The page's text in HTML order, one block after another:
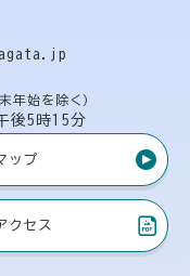
年始を除く）
後5時15分
ップ
クセス
）